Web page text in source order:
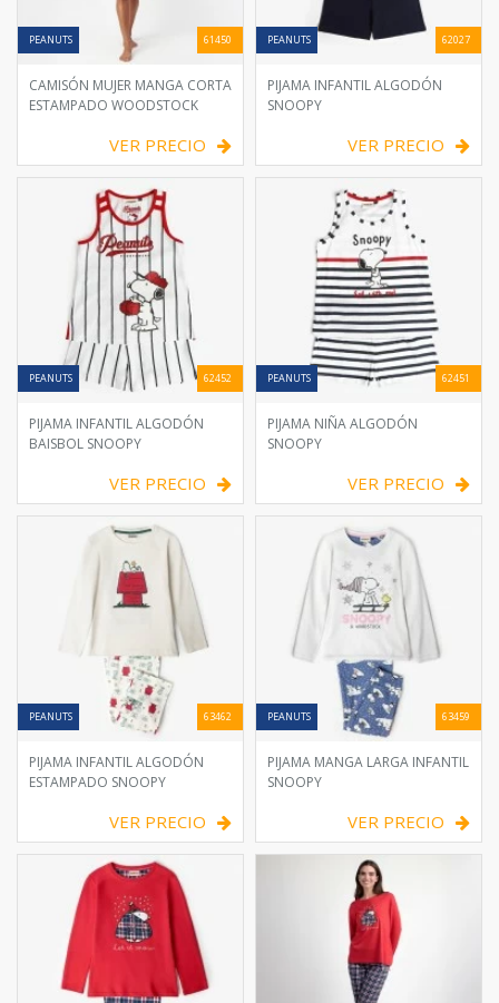
PEANUTS 61450
CAMISÓN MUJER MANGA CORTA
ESTAMPADO WOODSTOCK
VER PRECIO
PEANUTS 62027
PIJAMA INFANTIL ALGODÓN
SNOOPY
VER PRECIO
PEANUTS 62452
PIJAMA INFANTIL ALGODÓN
BAISBOL SNOOPY
VER PRECIO
PEANUTS 62451
PIJAMA NIÑA ALGODÓN
SNOOPY
VER PRECIO
PEANUTS 63462
PIJAMA INFANTIL ALGODÓN
ESTAMPADO SNOOPY
VER PRECIO
PEANUTS 63459
PIJAMA MANGA LARGA INFANTIL
SNOOPY
VER PRECIO